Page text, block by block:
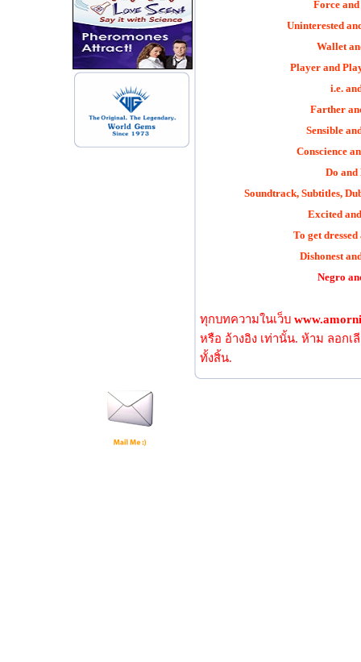
Force
Uninterested
Wallet
Player and
i.e.
Farther
Sensible
Conscience
Do and
Soundtrack, Subtitles,
Excited
To get dressed
Dishonest
Negro
ทุกบทความในเว็บ
หรือ อ้างอิง เท่านั้น. ห้าม ลอก
ทั้งสิ้น.